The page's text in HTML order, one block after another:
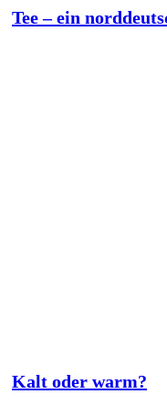
Tee – ein
Kalt oder warm?